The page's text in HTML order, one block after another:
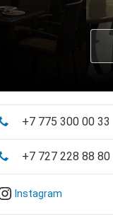
+7 775 300 00 33
+7 727 228 88 80
Instagram